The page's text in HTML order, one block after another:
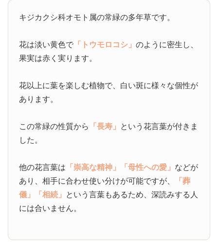
キジカクシ科オモト属の常緑の多年草です。
花は淡い黄色で 「トウモロコシ」のように密生し、
果実は赤く実ります。
花以上に葉を楽しむ植物で、白い斑に様々な個性が
あります。
この常緑の性質から 「長寿」 という花言葉が付きま
した。
他の花言葉は 「崇高な精神」 「母性への愛」 などが
あり、相手に合わせ使い分けが可能ですが、
「葬
儀」
「相続」 という言葉もあるため、深読みする人
には合いません。